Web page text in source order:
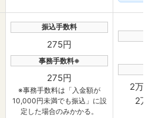
振込手数料
275円
事務手数料※
275円
※事務手数料は「入金額が
10,000円未満でも振込」に設
定した場合のみかかる。
2万
2万